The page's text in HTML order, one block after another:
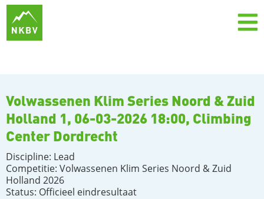
Volwassenen Klim Series Noord & Zuid
Holland 1, 06-03-2026 18:00, Climbing
Center Dordrecht​ ​
Discipline: Lead
Competitie: Volwassenen Klim Series Noord & Zuid
Holland 2026
Status: Officieel eindresultaat